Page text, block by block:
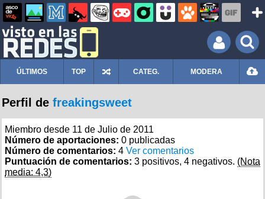
ÚLTIMOS TOP CATEG. MODERA
Perfil de freakingsweet
Miembro desde 11 de Julio de 2011
Número de aportaciones: 0 publicadas
Número de comentarios: 4 Ver comentarios
Puntuación de comentarios: 3 positivos, 4 negativos. (Nota
media: 4,3)